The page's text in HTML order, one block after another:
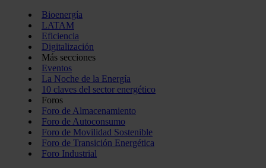
Bioenergía
LATAM
Eficiencia
Digitalización
Más secciones
Eventos
La Noche de la Energía
10 claves del sector energético
Foros
Foro de Almacenamiento
Foro de Autoconsumo
Foro de Movilidad Sostenible
Foro de Transición Energética
Foro Industrial